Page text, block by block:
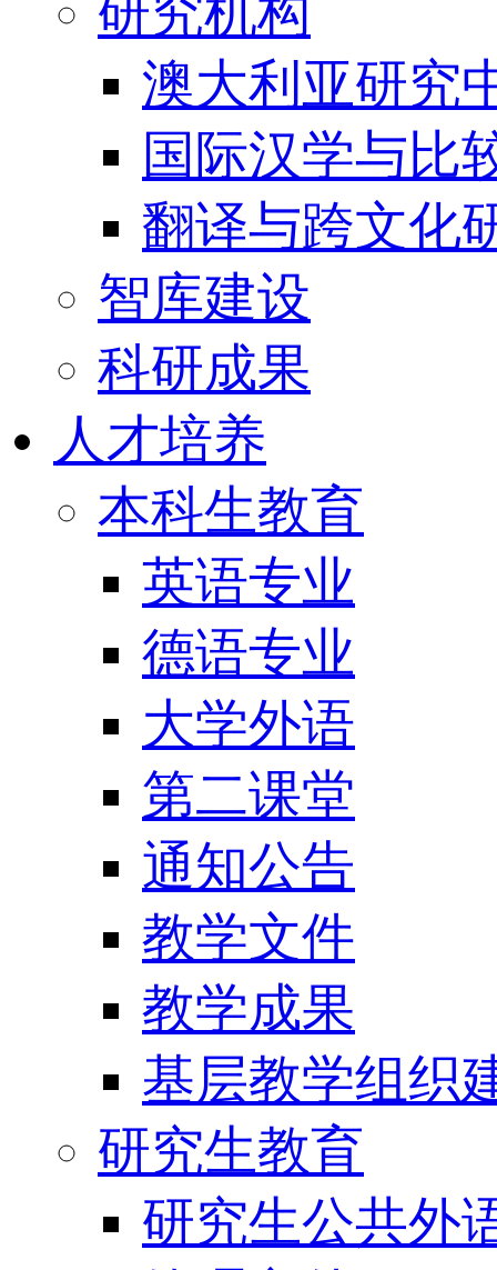
研究机构
澳大利亚研究
国际汉学与比
翻译与跨文化
智库建设
科研成果
人才培养
本科生教育
英语专业
德语专业
大学外语
第二课堂
通知公告
教学文件
教学成果
基层教学组织
研究生教育
研究生公共外